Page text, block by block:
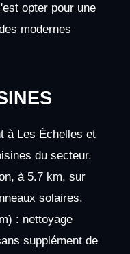
opter pour une
modernes
à Les Échelles et
du secteur.
à 5.7 km, sur
solaires.
: nettoyage
supplément de